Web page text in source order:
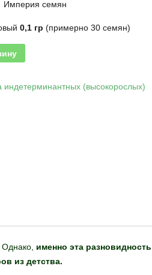
Империя семян
0,1 гр (примерно 30 семян)
(высокорослых)
именно эта разновидность
из детства.